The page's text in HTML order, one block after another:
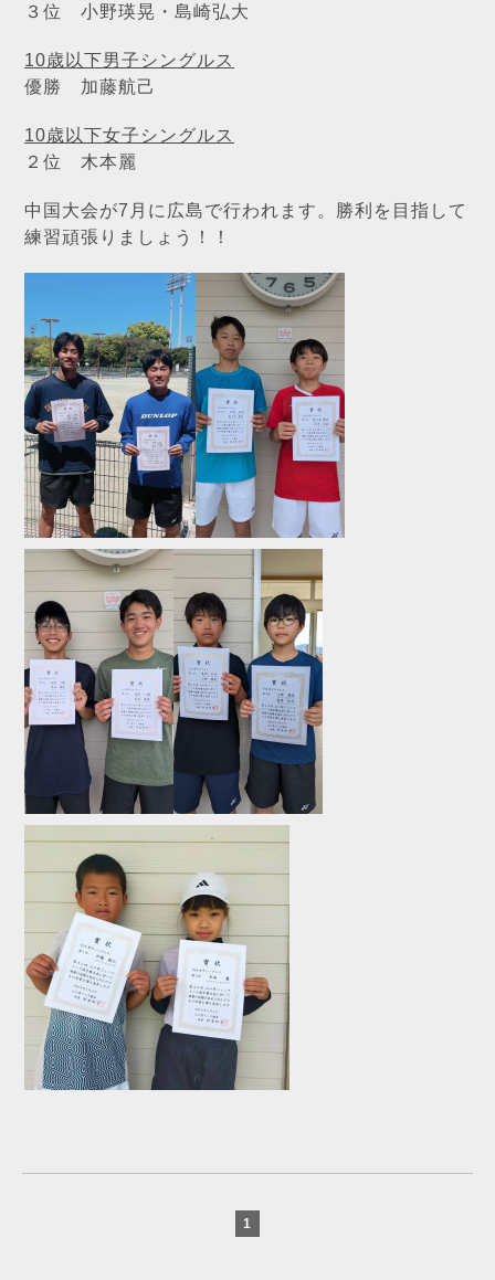
３位 小野瑛晃・島崎弘大
10歳以下男子シングルス
優勝 加藤航己
10歳以下女子シングルス
２位 木本麗
中国大会が7月に広島で行われます。勝利を目指して
練習頑張りましょう！！
1